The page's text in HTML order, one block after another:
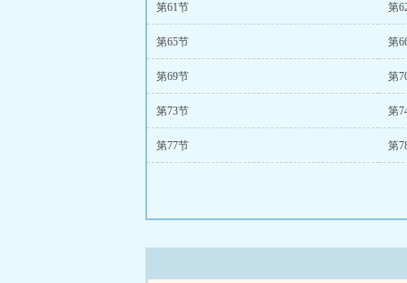
第61节 第
第65节 第
第69节 第
第73节 第
第77节 第